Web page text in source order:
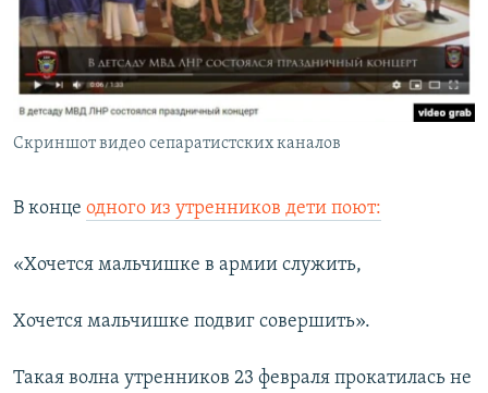
Скриншот видео сепаратистских каналов
В конце одного из утренников дети поют:
«Хочется мальчишке в армии служить,
Хочется мальчишке подвиг совершить».
Такая волна утренников 23 февраля прокатилась не